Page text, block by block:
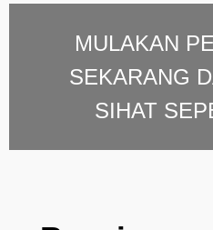
MULAKAN
SEKARANG
SIHAT